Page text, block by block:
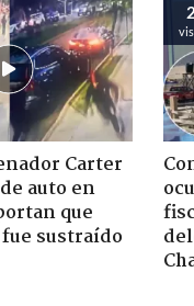
Carter
auto en
que
sustraído